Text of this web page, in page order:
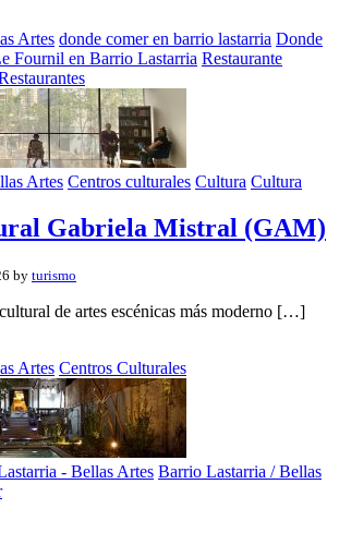
Artes donde comer en barrio lastarria Donde
Fournil en Barrio Lastarria Restaurante
Artes Centros culturales Cultura Cultura
Gabriela Mistral (GAM)
by turismo
de artes escénicas más moderno […]
Artes Centros Culturales
- Bellas Artes Barrio Lastarria / Bellas